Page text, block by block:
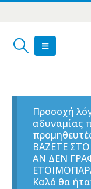
Προσοχή
αδυναμίας
ΒΑΖΕΤΕ
ΑΝ ΔΕΝ
Καλό θα